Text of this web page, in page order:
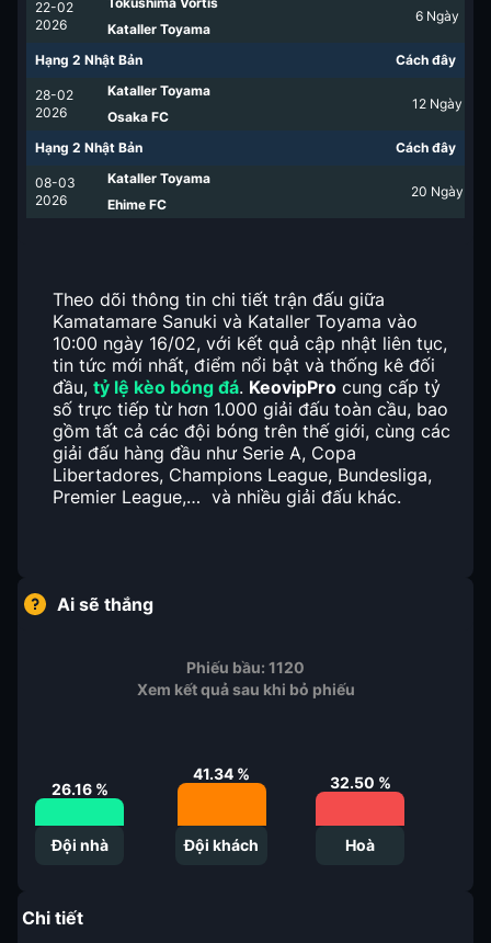
22-02
2026
Kataller Toyama
6 Ngày
Hạng 2 Nhật Bản Cách đây
28-02
2026
Kataller Toyama
Osaka FC
12 Ngày
Hạng 2 Nhật Bản Cách đây
08-03
2026
Kataller Toyama
Ehime FC
20 Ngày
Theo dõi thông tin chi tiết trận đấu giữa
Kamatamare Sanuki và Kataller Toyama vào
10:00 ngày 16/02, với kết quả cập nhật liên tục,
tin tức mới nhất, điểm nổi bật và thống kê đối
đầu, tỷ lệ kèo bóng đá. KeovipPro cung cấp tỷ
số trực tiếp từ hơn 1.000 giải đấu toàn cầu, bao
gồm tất cả các đội bóng trên thế giới, cùng các
giải đấu hàng đầu như Serie A, Copa
Libertadores, Champions League, Bundesliga,
Premier League,… và nhiều giải đấu khác.
Ai sẽ thắng
Phiếu bầu: 1120
Xem kết quả sau khi bỏ phiếu
26.16%
Đội nhà
41.34 %
Đội khách
32.50 %
Hoà
Chi tiết